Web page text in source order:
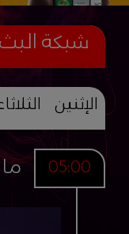
شبكة البث
الإثنين
05:00